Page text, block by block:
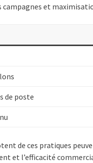
et
de poste
de ces pratiques
et l’efficacité